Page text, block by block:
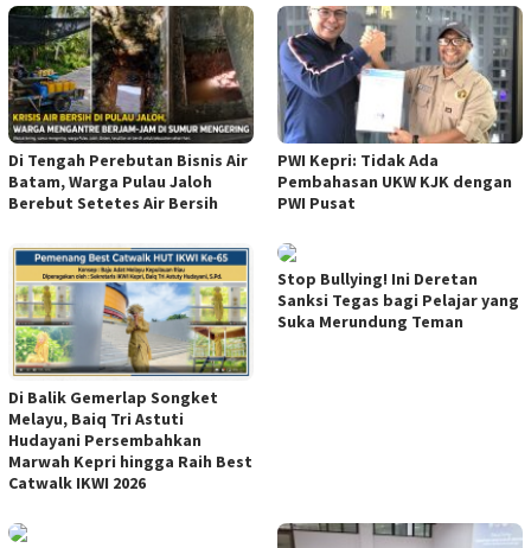
Di Tengah Perebutan Bisnis Air
Batam, Warga Pulau Jaloh
Berebut Setetes Air Bersih
PWI Kepri: Tidak Ada
Pembahasan UKW KJK dengan
PWI Pusat
Di Balik Gemerlap Songket
Melayu, Baiq Tri Astuti
Hudayani Persembahkan
Marwah Kepri hingga Raih Best
Catwalk IKWI 2026
Stop Bullying! Ini Deretan
Sanksi Tegas bagi Pelajar yang
Suka Merundung Teman